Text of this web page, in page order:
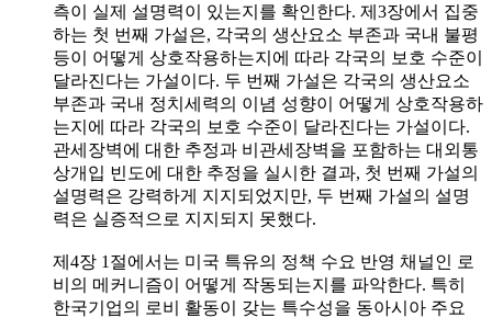
측이 실제 설명력이 있는지를 확인한다. 제3장에서 집중
하는 첫 번째 가설은, 각국의 생산요소 부존과 국내 불평
등이 어떻게 상호작용하는지에 따라 각국의 보호 수준이
달라진다는 가설이다. 두 번째 가설은 각국의 생산요소
부존과 국내 정치세력의 이념 성향이 어떻게 상호작용하
는지에 따라 각국의 보호 수준이 달라진다는 가설이다.
관세장벽에 대한 추정과 비관세장벽을 포함하는 대외통
상개입 빈도에 대한 추정을 실시한 결과, 첫 번째 가설의
설명력은 강력하게 지지되었지만, 두 번째 가설의 설명
력은 실증적으로 지지되지 못했다.
제4장 1절에서는 미국 특유의 정책 수요 반영 채널인 로
비의 메커니즘이 어떻게 작동되는지를 파악한다. 특히
한국기업의 로비 활동이 갖는 특수성을 동아시아 주요